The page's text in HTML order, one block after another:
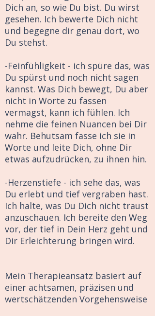
Dich an, so wie Du bist. Du wirst
gesehen. Ich bewerte Dich nicht
und begegne dir genau dort, wo
Du stehst.
-Feinfühligkeit - ich spüre das, was
Du spürst und noch nicht sagen
kannst. Was Dich bewegt, Du aber
nicht in Worte zu fassen
vermagst, kann ich fühlen. Ich
nehme die feinen Nuancen bei Dir
wahr. Behutsam fasse ich sie in
Worte und leite Dich, ohne Dir
etwas aufzudrücken, zu ihnen hin.
-Herzenstiefe - ich sehe das, was
Du erlebt und tief vergraben hast.
Ich halte, was Du Dich nicht traust
anzuschauen. Ich bereite den Weg
vor, der tief in Dein Herz geht und
Dir Erleichterung bringen wird.
Mein Therapieansatz basiert auf
einer achtsamen, präzisen und
wertschätzenden Vorgehensweise